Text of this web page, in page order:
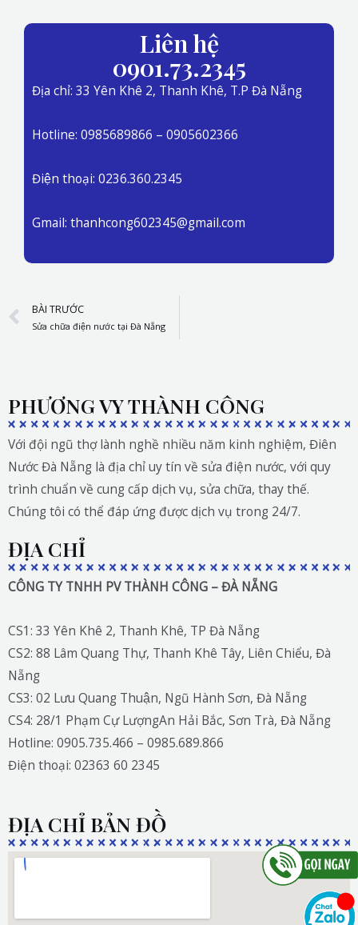
Liên hệ
0901.73.2345
Địa chỉ: 33 Yên Khê 2, Thanh Khê, T.P Đà Nẵng
Hotline: 0985689866 – 0905602366
Điện thoại: 0236.360.2345
Gmail: thanhcong602345@gmail.com
Prev
BÀI TRƯỚC
Sửa chữa điện nước tại Đà Nẵng
PHƯƠNG VY THÀNH CÔNG
Với đội ngũ thợ lành nghề nhiều năm kinh nghiệm, Điên
Nước Đà Nẵng là địa chỉ uy tín về sửa điện nước, với quy
trình chuẩn về cung cấp dịch vụ, sửa chữa, thay thế.
Chúng tôi có thể đáp ứng được dịch vụ trong 24/7.
ĐỊA CHỈ
CÔNG TY TNHH PV THÀNH CÔNG – ĐÀ NẴNG
CS1: 33 Yên Khê 2, Thanh Khê, TP Đà Nẵng
CS2: 88 Lâm Quang Thự, Thanh Khê Tây, Liên Chiểu, Đà
Nẵng
CS3: 02 Lưu Quang Thuận, Ngũ Hành Sơn, Đà Nẵng
CS4: 28/1 Phạm Cự LượngAn Hải Bắc, Sơn Trà, Đà Nẵng
Hotline: 0905.735.466 – 0985.689.866
Điện thoại: 02363 60 2345
ĐỊA CHỈ BẢN ĐỒ